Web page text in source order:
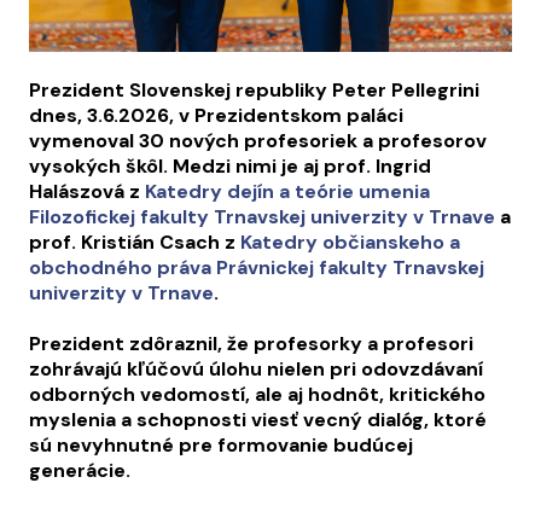
Prezident Slovenskej republiky Peter Pellegrini
dnes, 3.6.2026, v Prezidentskom paláci
vymenoval 30 nových profesoriek a profesorov
vysokých škôl. Medzi nimi je aj prof. Ingrid
Halászová z Katedry dejín a teórie umenia
Filozofickej fakulty Trnavskej univerzity v Trnave a
prof. Kristián Csach z Katedry občianskeho a
obchodného práva Právnickej fakulty Trnavskej
univerzity v Trnave.
Prezident zdôraznil, že profesorky a profesori
zohrávajú kľúčovú úlohu nielen pri odovzdávaní
odborných vedomostí, ale aj hodnôt, kritického
myslenia a schopnosti viesť vecný dialóg, ktoré
sú nevyhnutné pre formovanie budúcej
generácie.